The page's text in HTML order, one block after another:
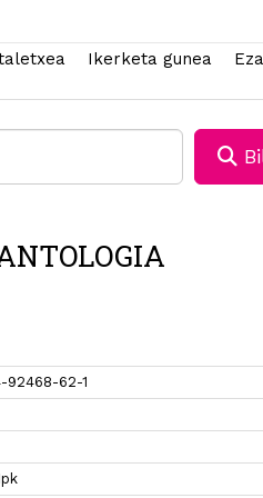
Ikerketa gunea
92468-62-1